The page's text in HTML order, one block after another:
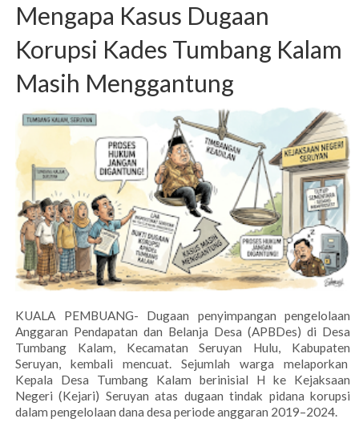
Mengapa Kasus Dugaan
Korupsi Kades Tumbang Kalam
Masih Menggantung
KUALA PEMBUANG- Dugaan penyimpangan pengelolaan
Anggaran Pendapatan dan Belanja Desa (APBDes) di Desa
Tumbang Kalam, Kecamatan Seruyan Hulu, Kabupaten
Seruyan, kembali mencuat. Sejumlah warga melaporkan
Kepala Desa Tumbang Kalam berinisial H ke Kejaksaan
Negeri (Kejari) Seruyan atas dugaan tindak pidana korupsi
dalam pengelolaan dana desa periode anggaran 2019–2024.